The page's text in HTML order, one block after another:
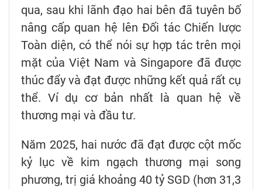
qua, sau khi lãnh đạo hai bên đã tuyên bố
nâng cấp quan hệ lên Đối tác Chiến lược
Toàn diện, có thể nói sự hợp tác trên mọi
mặt của Việt Nam và Singapore đã được
thúc đẩy và đạt được những kết quả rất cụ
thể. Ví dụ cơ bản nhất là quan hệ về
thương mại và đầu tư.
Năm 2025, hai nước đã đạt được cột mốc
kỷ lục về kim ngạch thương mại song
phương, trị giá khoảng 40 tỷ SGD (hơn 31,3